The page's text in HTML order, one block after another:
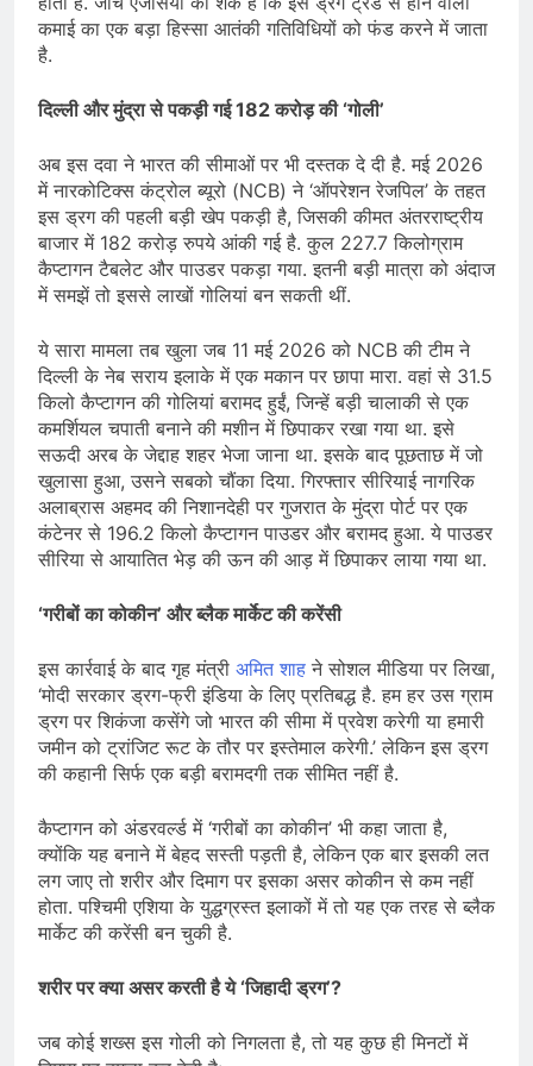
कमाई का एक बड़ा हिस्सा आतंकी गतिविधियों को फंड करने में जाता
है.
दिल्ली और मुंद्रा से पकड़ी गई 182 करोड़ की ‘गोली’
अब इस दवा ने भारत की सीमाओं पर भी दस्तक दे दी है. मई 2026
में नारकोटिक्स कंट्रोल ब्यूरो (NCB) ने ‘ऑपरेशन रेजपिल’ के तहत
इस ड्रग की पहली बड़ी खेप पकड़ी है, जिसकी कीमत अंतरराष्ट्रीय
बाजार में 182 करोड़ रुपये आंकी गई है. कुल 227.7 किलोग्राम
कैप्टागन टैबलेट और पाउडर पकड़ा गया. इतनी बड़ी मात्रा को अंदाज
में समझें तो इससे लाखों गोलियां बन सकती थीं.
ये सारा मामला तब खुला जब 11 मई 2026 को NCB की टीम ने
दिल्ली के नेब सराय इलाके में एक मकान पर छापा मारा. वहां से 31.5
किलो कैप्टागन की गोलियां बरामद हुईं, जिन्हें बड़ी चालाकी से एक
कमर्शियल चपाती बनाने की मशीन में छिपाकर रखा गया था. इसे
सऊदी अरब के जेद्दाह शहर भेजा जाना था. इसके बाद पूछताछ में जो
खुलासा हुआ, उसने सबको चौंका दिया. गिरफ्तार सीरियाई नागरिक
अलाब्रास अहमद की निशानदेही पर गुजरात के मुंद्रा पोर्ट पर एक
कंटेनर से 196.2 किलो कैप्टागन पाउडर और बरामद हुआ. ये पाउडर
सीरिया से आयातित भेड़ की ऊन की आड़ में छिपाकर लाया गया था.
‘गरीबों का कोकीन’ और ब्लैक मार्केट की करेंसी
इस कार्रवाई के बाद गृह मंत्री अमित शाह ने सोशल मीडिया पर लिखा,
‘मोदी सरकार ड्रग-फ्री इंडिया के लिए प्रतिबद्ध है. हम हर उस ग्राम
ड्रग पर शिकंजा कसेंगे जो भारत की सीमा में प्रवेश करेगी या हमारी
जमीन को ट्रांजिट रूट के तौर पर इस्तेमाल करेगी.’ लेकिन इस ड्रग
की कहानी सिर्फ एक बड़ी बरामदगी तक सीमित नहीं है.
कैप्टागन को अंडरवर्ल्ड में ‘गरीबों का कोकीन’ भी कहा जाता है,
क्योंकि यह बनाने में बेहद सस्ती पड़ती है, लेकिन एक बार इसकी लत
लग जाए तो शरीर और दिमाग पर इसका असर कोकीन से कम नहीं
होता. पश्चिमी एशिया के युद्धग्रस्त इलाकों में तो यह एक तरह से ब्लैक
मार्केट की करेंसी बन चुकी है.
शरीर पर क्या असर करती है ये ‘जिहादी ड्रग’?
जब कोई शख्स इस गोली को निगलता है, तो यह कुछ ही मिनटों में